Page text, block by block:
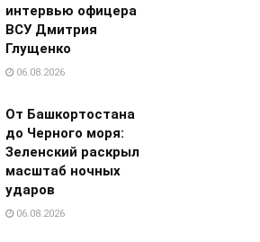
интервью офицера
ВСУ Дмитрия
Глущенко
06.08.2026
От Башкортостана
до Черного моря:
Зеленский раскрыл
масштаб ночных
ударов
06.08.2026